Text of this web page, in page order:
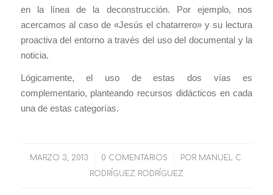
en la línea de la deconstrucción. Por ejemplo, nos
acercamos al caso de «Jesús el chatarrero» y su lectura
proactiva del entorno a través del uso del documental y la
noticia.
Lógicamente, el uso de estas dos vías es
complementario, planteando recursos didácticos en cada
una de estas categorías.
MARZO 3, 2013
/ 0 COMENTARIOS
/ POR MANUEL C.
RODRÍGUEZ RODRÍGUEZ